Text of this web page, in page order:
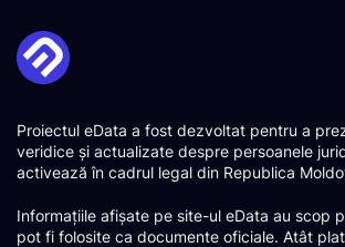
Proiectul eData a fost dezvoltat pentru a
veridice și actualizate despre persoanele
activează în cadrul legal din Republica
Informațiile afișate pe site-ul eData au scop
pot fi folosite ca documente oficiale. Atât